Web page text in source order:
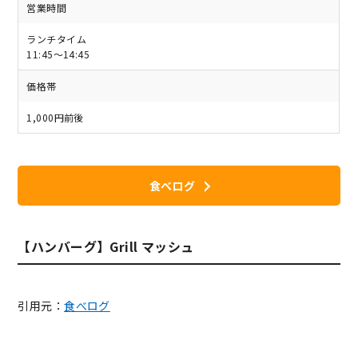
営業時間
ランチタイム
11:45～14:45
価格帯
1,000円前後
食べログ
【ハンバーグ】Grill マッシュ
引用元：食べログ